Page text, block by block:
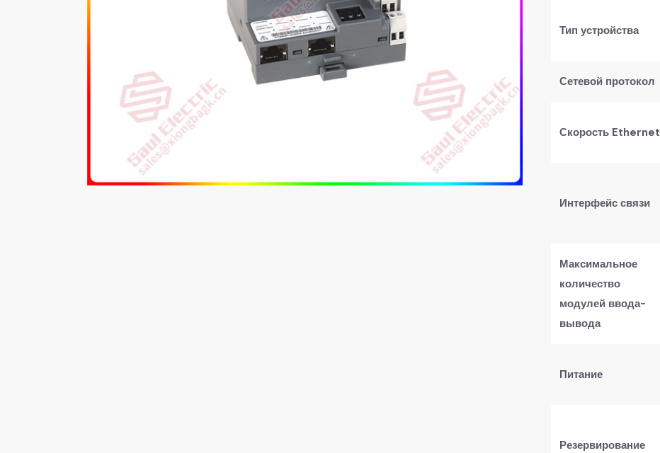
​Тип устройства​
​Сетевой протокол​
​Скорость Ethernet​
​Интерфейс связи​
​Максимальное
количество
модулей ввода-
вывода​
​Питание​
​Резервирование​